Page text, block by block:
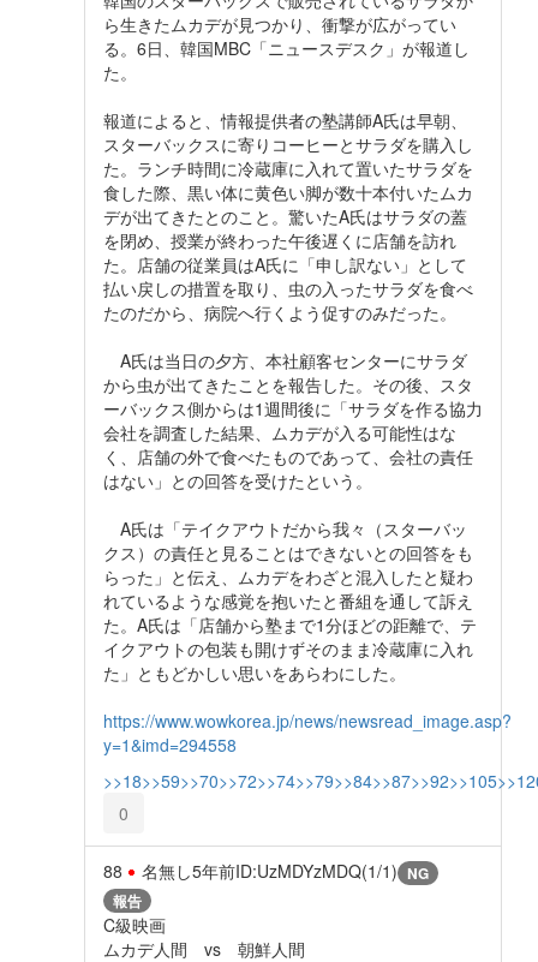
ら生きたムカデが見つかり、衝撃が広がってい
る。6日、韓国MBC「ニュースデスク」が報道し
た。
報道によると、情報提供者の塾講師A氏は早朝、
スターバックスに寄りコーヒーとサラダを購入し
た。ランチ時間に冷蔵庫に入れて置いたサラダを
食した際、黒い体に黄色い脚が数十本付いたムカ
デが出てきたとのこと。驚いたA氏はサラダの蓋
を閉め、授業が終わった午後遅くに店舗を訪れ
た。店舗の従業員はA氏に「申し訳ない」として
払い戻しの措置を取り、虫の入ったサラダを食べ
たのだから、病院へ行くよう促すのみだった。
A氏は当日の夕方、本社顧客センターにサラダ
から虫が出てきたことを報告した。その後、スタ
ーバックス側からは1週間後に「サラダを作る協力
会社を調査した結果、ムカデが入る可能性はな
く、店舗の外で食べたものであって、会社の責任
はない」との回答を受けたという。
A氏は「テイクアウトだから我々（スターバッ
クス）の責任と見ることはできないとの回答をも
らった」と伝え、ムカデをわざと混入したと疑わ
れているような感覚を抱いたと番組を通して訴え
た。A氏は「店舗から塾まで1分ほどの距離で、テ
イクアウトの包装も開けずそのまま冷蔵庫に入れ
た」ともどかしい思いをあらわにした。
https://www.wowkorea.jp/news/newsread_image.asp?
y=1&imd=294558
>>18>>59>>70>>72>>74>>79>>84>>87>>92>>105
0
88 名無し5年前ID:UzMDYzMDQ(1/1) NG
報告
C級映画
ムカデ人間 vs 朝鮮人間